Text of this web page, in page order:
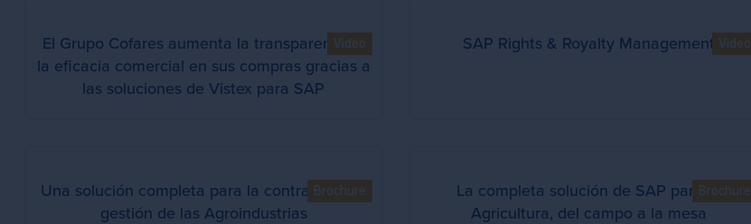
Video
El Grupo Cofares aumenta la transparencia y
la eficacia comercial en sus compras gracias a
las soluciones de Vistex para SAP
Video
SAP Rights & Royalty Management
Brochure
Una solución completa para la contratación y
gestión de las Agroindustrias
Brochure
La completa solución de SAP para la
Agricultura, del campo a la mesa